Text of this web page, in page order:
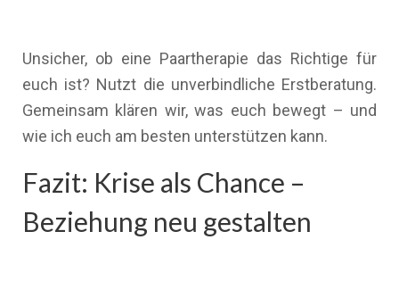
Unsicher, ob eine Paartherapie das Richtige für
euch ist? Nutzt die unverbindliche Erstberatung.
Gemeinsam klären wir, was euch bewegt – und
wie ich euch am besten unterstützen kann.
Fazit: Krise als Chance –
Beziehung neu gestalten